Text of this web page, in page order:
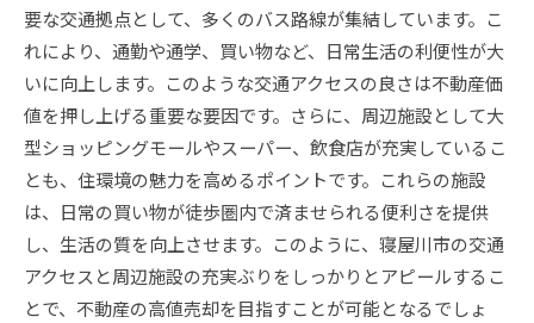
寝屋川市での不動産売却プロモーションの効果的手
法
デジタルマーケティングを活用した集客方法
ビジュアルコンテンツで物件の魅力を引き出す
地元メディアを活用した効率的な広告戦略
見学会やオープンハウスの成功例
口コミと紹介を促進するための施策
オンラインプラットフォームの効果的利用法
寝屋川市不動産売却安心して進めるための準備
要な交通拠点として、多くのバス路線が集結しています。こ
れにより、通勤や通学、買い物など、日常生活の利便性が大
いに向上します。このような交通アクセスの良さは不動産価
値を押し上げる重要な要因です。さらに、周辺施設として大
型ショッピングモールやスーパー、飲食店が充実しているこ
とも、住環境の魅力を高めるポイントです。これらの施設
は、日常の買い物が徒歩圏内で済ませられる便利さを提供
し、生活の質を向上させます。このように、寝屋川市の交通
アクセスと周辺施設の充実ぶりをしっかりとアピールするこ
とで、不動産の高値売却を目指すことが可能となるでしょ